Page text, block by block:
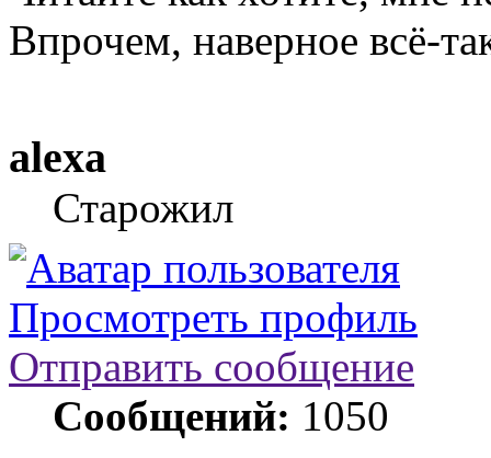
Впрочем, наверное всё-
alexa
Старожил
Просмотреть профиль
Отправить сообщение
Сообщений: 1050